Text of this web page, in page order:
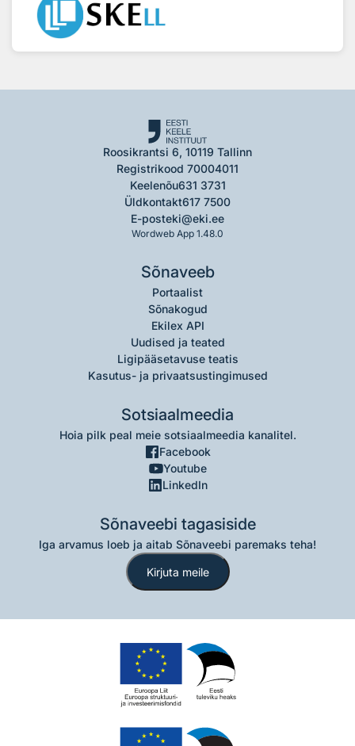
Roosikrantsi 6, 10119 Tallinn
Registrikood 70004011
Keelenõu631 3731
Üldkontakt617 7500
E-posteki@eki.ee
Wordweb App 1.48.0
Sõnaveeb
Portaalist
Sõnakogud
Ekilex API
Uudised ja teated
Ligipääsetavuse teatis
Kasutus- ja privaatsustingimused
Sotsiaalmeedia
Hoia pilk peal meie sotsiaalmeedia kanalitel.
Facebook
Youtube
LinkedIn
Sõnaveebi tagasiside
Iga arvamus loeb ja aitab Sõnaveebi paremaks teha!
Kirjuta meile